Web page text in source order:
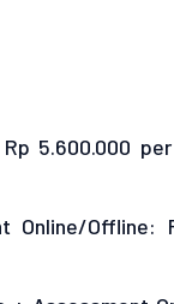
5.600.000
Online/Offline: